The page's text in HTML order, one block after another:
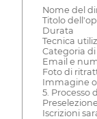
Nome del
Titolo
Durata
Tecnica
Categoria
Email e
Foto di
Immagine
5. Processo
Iscrizioni